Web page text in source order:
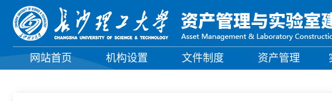
网站首页 机构设置 文件制度 资产管理